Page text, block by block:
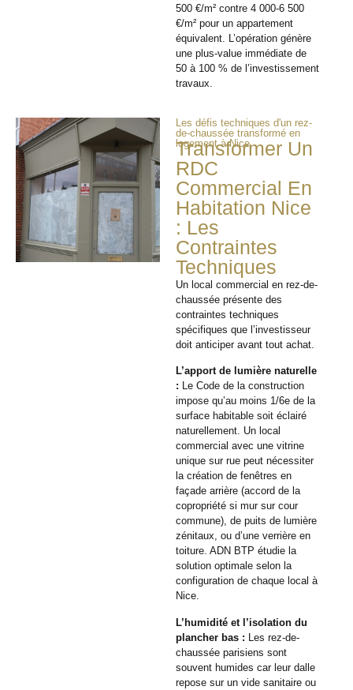
500 €/m² contre 4 000-6 500
€/m² pour un appartement
équivalent. L’opération génère
une plus-value immédiate de
50 à 100 % de l’investissement
travaux.
Les défis techniques d'un rez-
de-chaussée transformé en
logement à Nice
Transformer Un
RDC
Commercial En
Habitation Nice
: Les
Contraintes
Techniques
Un local commercial en rez-de-
chaussée présente des
contraintes techniques
spécifiques que l’investisseur
doit anticiper avant tout achat.
L’apport de lumière naturelle
: Le Code de la construction
impose qu’au moins 1/6e de la
surface habitable soit éclairé
naturellement. Un local
commercial avec une vitrine
unique sur rue peut nécessiter
la création de fenêtres en
façade arrière (accord de la
copropriété si mur sur cour
commune), de puits de lumière
zénitaux, ou d’une verrière en
toiture. ADN BTP étudie la
solution optimale selon la
configuration de chaque local à
Nice.
L’humidité et l’isolation du
plancher bas : Les rez-de-
chaussée parisiens sont
souvent humides car leur dalle
repose sur un vide sanitaire ou